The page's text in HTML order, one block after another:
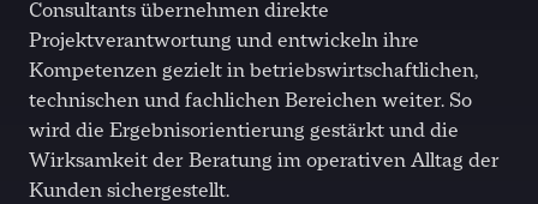
Consultants übernehmen direkte
Projektverantwortung und entwickeln ihre
Kompetenzen gezielt in betriebswirtschaftlichen,
technischen und fachlichen Bereichen weiter. So
wird die Ergebnisorientierung gestärkt und die
Wirksamkeit der Beratung im operativen Alltag der
Kunden sichergestellt.